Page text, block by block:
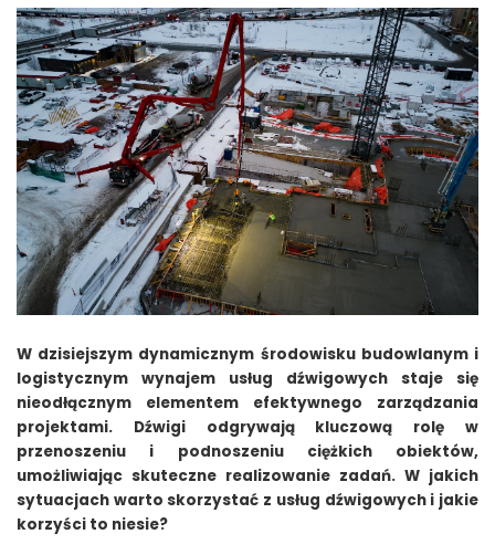
W dzisiejszym dynamicznym środowisku budowlanym i
logistycznym wynajem usług dźwigowych staje się
nieodłącznym elementem efektywnego zarządzania
projektami. Dźwigi odgrywają kluczową rolę w
przenoszeniu i podnoszeniu ciężkich obiektów,
umożliwiając skuteczne realizowanie zadań. W jakich
sytuacjach warto skorzystać z usług dźwigowych i jakie
korzyści to niesie?